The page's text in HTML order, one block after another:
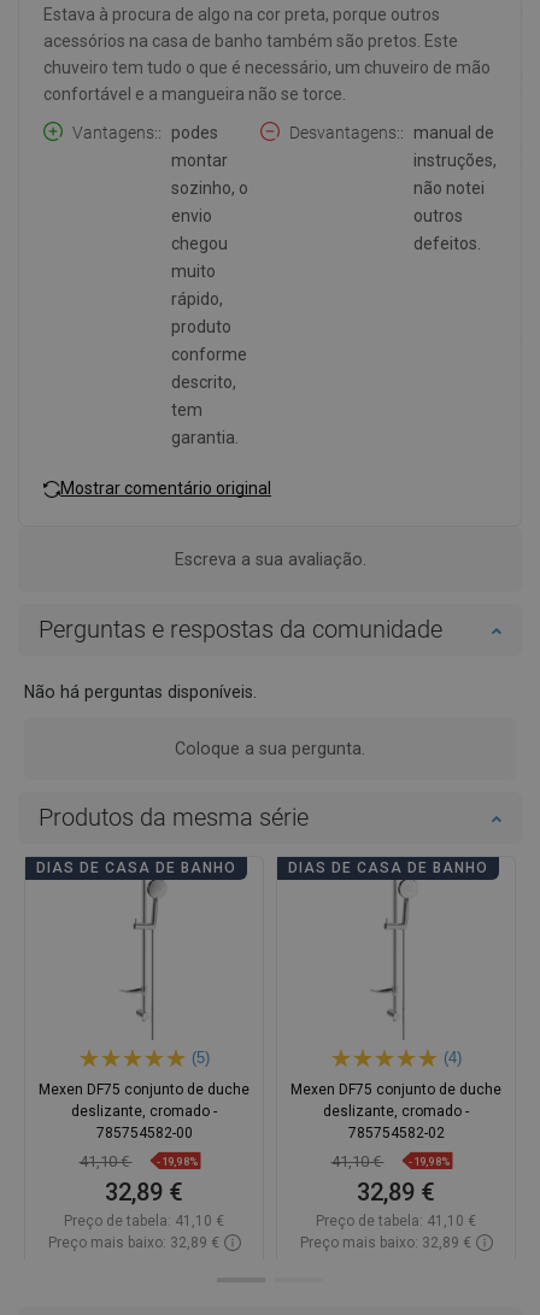
Estava à procura de algo na cor preta, porque outros
acessórios na casa de banho também são pretos. Este
chuveiro tem tudo o que é necessário, um chuveiro de mão
confortável e a mangueira não se torce.
Vantagens:
podes
montar
sozinho, o
envio
chegou
muito
rápido,
produto
conforme
descrito,
tem
garantia.
Desvantagens:
manual de
instruções,
não notei
outros
defeitos.
Mostrar comentário original
Escreva a sua avaliação.
Perguntas e respostas da comunidade
Não há perguntas disponíveis.
Coloque a sua pergunta.
Produtos da mesma série
DIAS DE CASA DE BANHO
(5)
Mexen DF75 conjunto de duche
deslizante, cromado -
785754582-00
41,10 € -19,98%
32,89 €
Preço de tabela: 41,10 €
Preço mais baixo: 32,89 €
DIAS DE CASA DE BANHO
(4)
Mexen DF75 conjunto de duche
deslizante, cromado -
785754582-02
41,10 € -19,98%
32,89 €
Preço de tabela: 41,10 €
Preço mais baixo: 32,89 €